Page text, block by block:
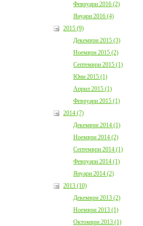
Февруари 2016 (2)
Януари 2016 (4)
2015 (9)
Декември 2015 (3)
Ноември 2015 (2)
Септември 2015 (1)
Юни 2015 (1)
Април 2015 (1)
Февруари 2015 (1)
2014 (7)
Декември 2014 (1)
Ноември 2014 (2)
Септември 2014 (1)
Февруари 2014 (1)
Януари 2014 (2)
2013 (10)
Декември 2013 (2)
Ноември 2013 (1)
Октомври 2013 (1)